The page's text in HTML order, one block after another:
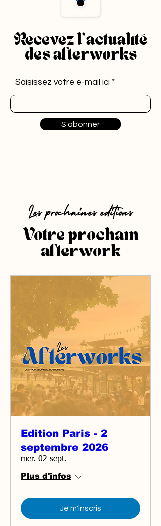
Recevez l'actualité
des afterworks
Saisissez votre e-mail ici
S'abonner
Les prochaines éditions
Votre prochain
afterwork
Edition Paris - 2
septembre 2026
mer. 02 sept.
Plus d'infos
Je m'inscris